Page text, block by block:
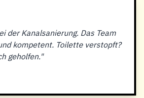
der Kanalsanierung. Das Team
kompetent. Toilette verstopft?
geholfen."